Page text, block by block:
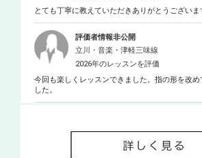
とても丁寧に教えていただきありがとうございま
評価者情報非公開
立川・音楽・津軽三味線
2026年のレッスンを評価
今回も楽しくレッスンできました。指の形を改め
した。